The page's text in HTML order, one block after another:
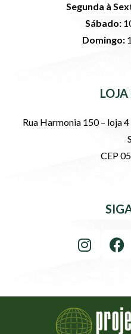
Segunda à
Sábado:
Domingo:
Rua Harmonia 150 – loja
CEP